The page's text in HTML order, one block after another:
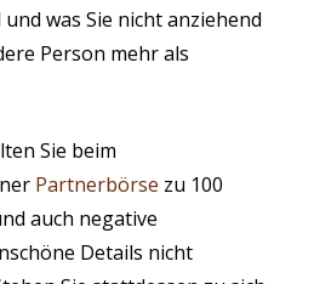
was Sie nicht anziehend
Person mehr als
Sie beim
Partnerbörse zu 100
auch negative
Details nicht